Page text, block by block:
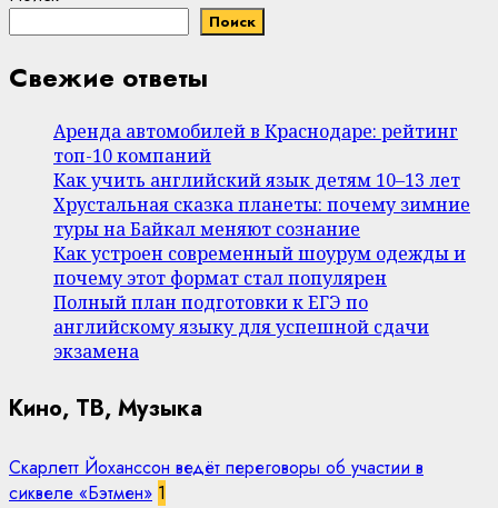
Поиск
Свежие ответы
Аренда автомобилей в Краснодаре: рейтинг
топ-10 компаний
Как учить английский язык детям 10–13 лет
Хрустальная сказка планеты: почему зимние
туры на Байкал меняют сознание
Как устроен современный шоурум одежды и
почему этот формат стал популярен
Полный план подготовки к ЕГЭ по
английскому языку для успешной сдачи
экзамена
Кино, ТВ, Музыка
Скарлетт Йоханссон ведёт переговоры об участии в
сиквеле «Бэтмен» 1